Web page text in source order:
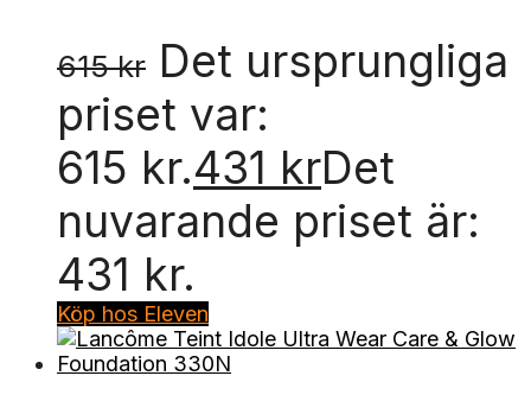
615kr Det ursprungliga
priset var:
615 kr.431 krDet
nuvarande priset är:
431 kr.
Köp hos Eleven